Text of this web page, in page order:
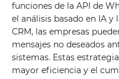
funciones de la API de
el análisis basado en IA
CRM, las empresas
mensajes no deseados
sistemas. Estas
mayor eficiencia y el